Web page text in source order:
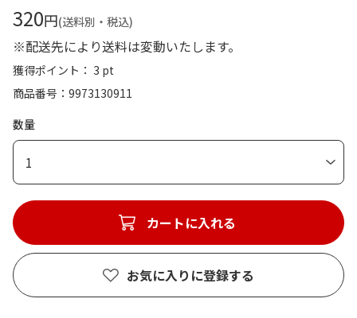
320円(送料別・税込)
※配送先により送料は変動いたします。
獲得ポイント： 3 pt
商品番号
9973130911
数量
1
カートに入れる
お気に入りに登録する